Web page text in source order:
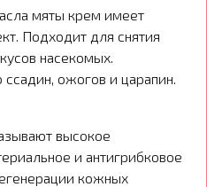
мяты крем имеет
Подходит для снятия
насекомых.
ожогов и царапин.
высокое
и антигрибковое
кожных